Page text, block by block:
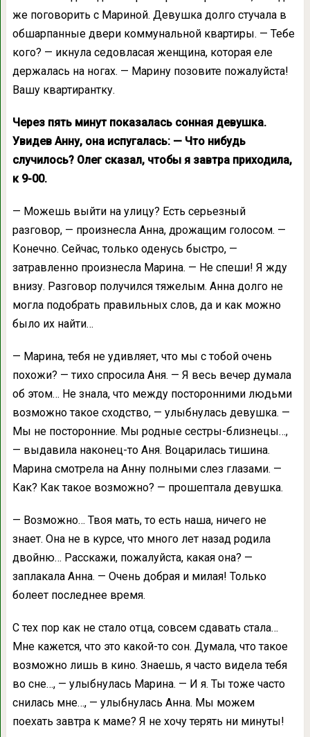
же поговорить с Мариной. Девушка долго стучала в
обшарпанные двери коммунальной квартиры. — Тебе
кого? — икнула седовласая женщина, которая еле
держалась на ногах. — Марину позовите пожалуйста!
Вашу квартирантку.
Через пять минут показалась сонная девушка.
Увидев Анну, она испугалась: — Что нибудь
случилось? Олег сказал, чтобы я завтра приходила,
к 9-00.
— Можешь выйти на улицу? Есть серьезный
разговор, — произнесла Анна, дрожащим голосом. —
Конечно. Сейчас, только оденусь быстро, —
затравленно произнесла Марина. — Не спеши! Я жду
внизу. Разговор получился тяжелым. Анна долго не
могла подобрать правильных слов, да и как можно
было их найти…
— Марина, тебя не удивляет, что мы с тобой очень
похожи? — тихо спросила Аня. — Я весь вечер думала
об этом… Не знала, что между посторонними людьми
возможно такое сходство, — улыбнулась девушка. —
Мы не посторонние. Мы родные сестры-близнецы…,
— выдавила наконец-то Аня. Воцарилась тишина.
Марина смотрела на Анну полными слез глазами. —
Как? Как такое возможно? — прошептала девушка.
— Возможно… Твоя мать, то есть наша, ничего не
знает. Она не в курсе, что много лет назад родила
двойню… Расскажи, пожалуйста, какая она? —
заплакала Анна. — Очень добрая и милая! Только
болеет последнее время.
С тех пор как не стало отца, совсем сдавать стала…
Мне кажется, что это какой-то сон. Думала, что такое
возможно лишь в кино. Знаешь, я часто видела тебя
во сне…, — улыбнулась Марина. — И я. Ты тоже часто
снилась мне…, — улыбнулась Анна. Мы можем
поехать завтра к маме? Я не хочу терять ни минуты!